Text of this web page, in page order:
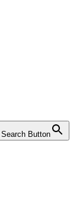
Search Button